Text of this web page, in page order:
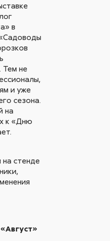
в
Тем не
и уже
сезона.
на
к «Дню
стенде